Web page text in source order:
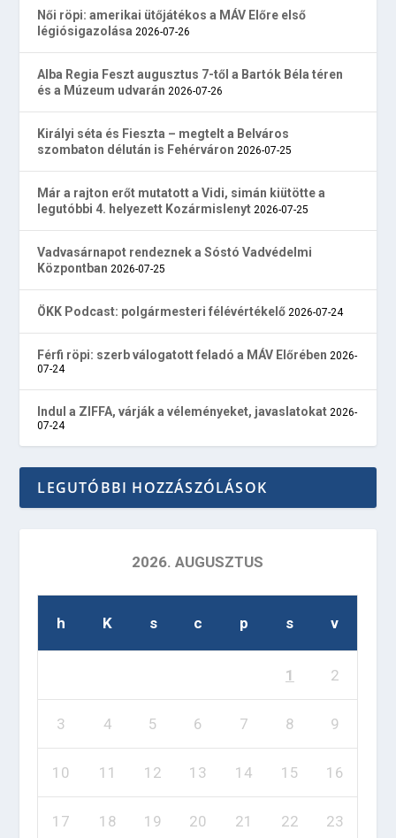
Női röpi: amerikai ütőjátékos a MÁV Előre első
légiósigazolása 2026-07-26
Alba Regia Feszt augusztus 7-től a Bartók Béla téren
és a Múzeum udvarán 2026-07-26
Királyi séta és Fieszta – megtelt a Belváros
szombaton délután is Fehérváron 2026-07-25
Már a rajton erőt mutatott a Vidi, simán kiütötte a
legutóbbi 4. helyezett Kozármislenyt 2026-07-25
Vadvasárnapot rendeznek a Sóstó Vadvédelmi
Központban 2026-07-25
ÖKK Podcast: polgármesteri félévértékelő 2026-07-24
Férfi röpi: szerb válogatott feladó a MÁV Előrében 2026-
07-24
Indul a ZIFFA, várják a véleményeket, javaslatokat 2026-
07-24
LEGUTÓBBI HOZZÁSZÓLÁSOK
2026. AUGUSZTUS
h K s c p s v
1 2
3 4 5 6 7 8 9
10 11 12 13 14 15 16
17 18 19 20 21 22 23